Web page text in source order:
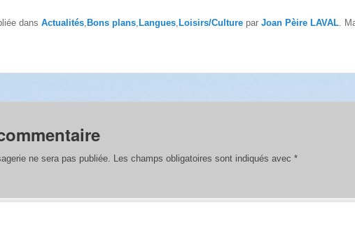
dans Actualités Bons plans Langues Loisirs/Culture par Joan Pèire LAVAL .
ne sera pas publiée. Les champs obligatoires sont indiqués avec *